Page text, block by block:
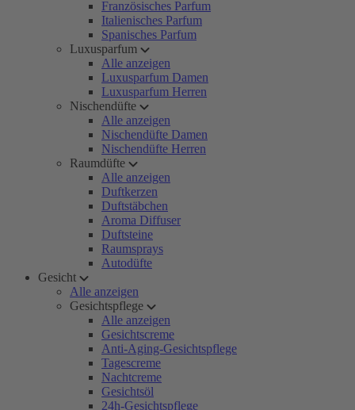
Französisches Parfum
Italienisches Parfum
Spanisches Parfum
Luxusparfum
Alle anzeigen
Luxusparfum Damen
Luxusparfum Herren
Nischendüfte
Alle anzeigen
Nischendüfte Damen
Nischendüfte Herren
Raumdüfte
Alle anzeigen
Duftkerzen
Duftstäbchen
Aroma Diffuser
Duftsteine
Raumsprays
Autodüfte
Gesicht
Alle anzeigen
Gesichtspflege
Alle anzeigen
Gesichtscreme
Anti-Aging-Gesichtspflege
Tagescreme
Nachtcreme
Gesichtsöl
24h-Gesichtspflege